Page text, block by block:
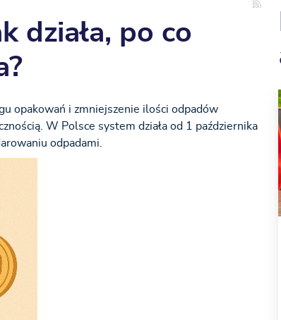
działa, po co
opakowań i zmniejszenie ilości odpadów
W Polsce system działa od 1 października
odpadami.